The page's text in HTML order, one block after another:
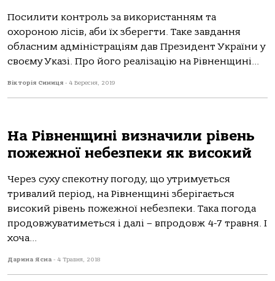
Посилити контроль за використанням та
охороною лісів, аби їх зберегти. Таке завдання
обласним адміністраціям дав Президент України у
своєму Указі. Про його реалізацію на Рівненщині...
Вікторія Синиця - 4 Вересня, 2019
На Рівненщині визначили рівень
пожежної небезпеки як високий
Через суху спекотну погоду, що утримується
тривалий період, на Рівненщині зберігається
високий рівень пожежної небезпеки. Така погода
продовжуватиметься і далі – впродовж 4-7 травня. І
хоча...
Дарина Ясна - 4 Травня, 2018